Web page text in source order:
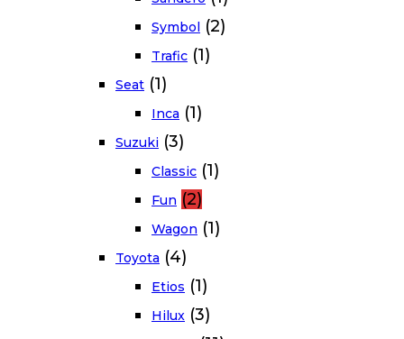
Symbol (2)
Trafic (1)
Seat (1)
Inca (1)
Suzuki (3)
Classic (1)
Fun (2)
Wagon (1)
Toyota (4)
Etios (1)
Hilux (3)